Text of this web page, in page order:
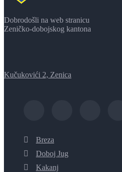
Dobrodošli na web stranicu
Zeničko-dobojskog kantona
Kučukovići 2, Zenica
Breza
Doboj Jug
Kakanj